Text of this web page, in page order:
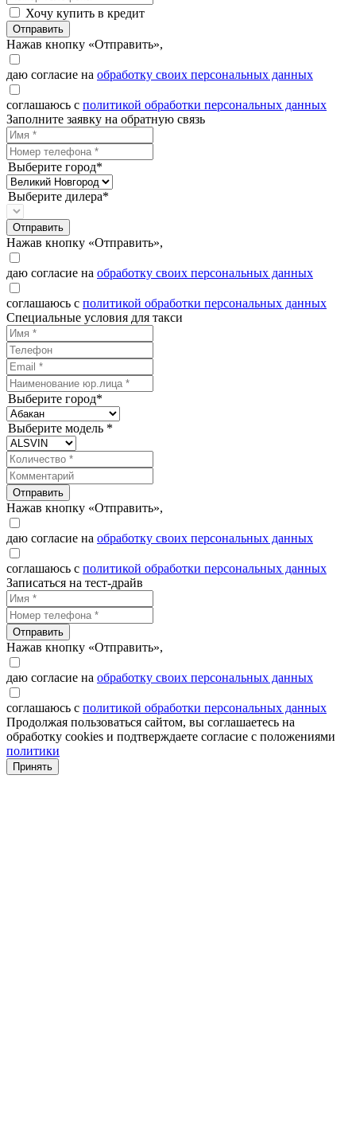
Хочу купить в кредит
Отправить
Нажав кнопку «Отправить»,
даю согласие на обработку своих персональных данных
соглашаюсь с политикой обработки персональных данных
Заполните заявку на обратную связь
Выберите город*
Выберите дилера*
Отправить
Нажав кнопку «Отправить»,
даю согласие на обработку своих персональных данных
соглашаюсь с политикой обработки персональных данных
Специальные условия для такси
Выберите город*
Выберите модель *
Отправить
Нажав кнопку «Отправить»,
даю согласие на обработку своих персональных данных
соглашаюсь с политикой обработки персональных данных
Записаться на тест-драйв
Отправить
Нажав кнопку «Отправить»,
даю согласие на обработку своих персональных данных
соглашаюсь с политикой обработки персональных данных
Продолжая пользоваться сайтом, вы соглашаетесь на
обработку cookies и подтверждаете согласие с положениями
политики
Принять